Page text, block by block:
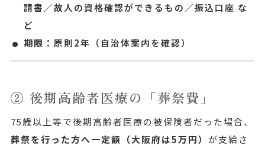
請書／故人の資格確認ができるもの／振込口座 な
ど
期限：原則2年（自治体案内を確認）
② 後期高齢者医療の「葬祭費」
75歳以上等で後期高齢者医療の被保険者だった場合、
葬祭を行った方へ一定額（大阪府は5万円） が支給さ